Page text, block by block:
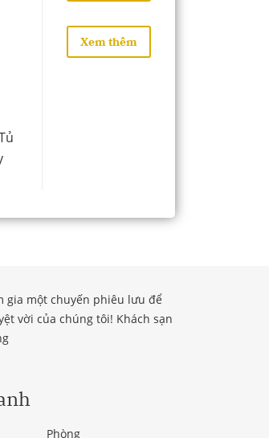
Xem thêm
gia một chuyến phiêu lưu để
vời của chúng tôi! Khách sạn
Phòng